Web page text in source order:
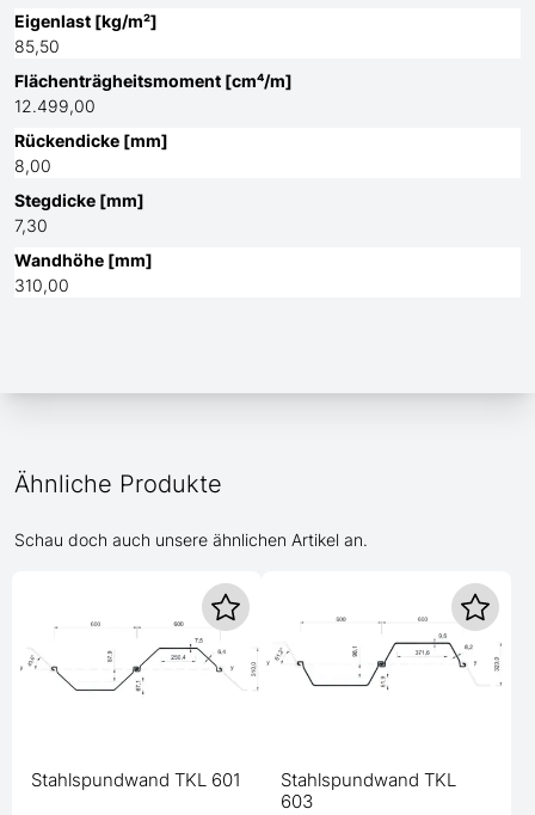
Eigenlast [kg/m²]
85,50
Flächenträgheitsmoment [cm⁴/m]
12.499,00
Rückendicke [mm]
8,00
Stegdicke [mm]
7,30
Wandhöhe [mm]
310,00
Ähnliche Produkte
Schau doch auch unsere ähnlichen Artikel an.
Stahlspundwand TKL 601
Stahlspundwand TKL
603